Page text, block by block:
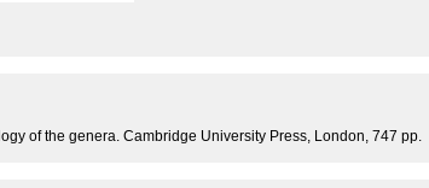
of the genera. Cambridge University Press, London, 747 pp.